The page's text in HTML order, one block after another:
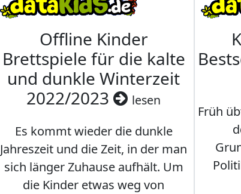
Offline Kinder
Brettspiele für die kalte
und dunkle Winterzeit
2022/2023
lesen
Es kommt wieder die dunkle
Jahreszeit und die Zeit, in der man
sich länger Zuhause aufhält. Um
die Kinder etwas weg von
Früh